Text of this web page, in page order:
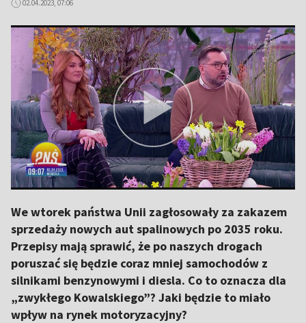
02.04.2023, 07:06
We wtorek państwa Unii zagłosowały za zakazem
sprzedaży nowych aut spalinowych po 2035 roku.
Przepisy mają sprawić, że po naszych drogach
poruszać się będzie coraz mniej samochodów z
silnikami benzynowymi i diesla. Co to oznacza dla
„zwykłego Kowalskiego”? Jaki będzie to miało
wpływ na rynek motoryzacyjny?